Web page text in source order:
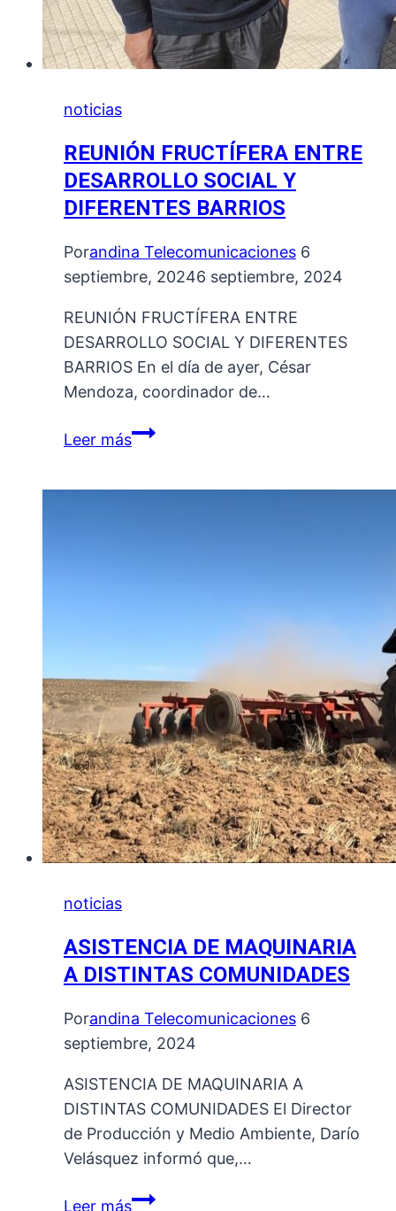
noticias
REUNIÓN FRUCTÍFERA ENTRE
DESARROLLO SOCIAL Y
DIFERENTES BARRIOS
Porandina Telecomunicaciones 6
septiembre, 20246 septiembre, 2024
REUNIÓN FRUCTÍFERA ENTRE
DESARROLLO SOCIAL Y DIFERENTES
BARRIOS En el día de ayer, César
Mendoza, coordinador de…
Leer másREUNIÓN
noticias
ASISTENCIA DE MAQUINARIA
A DISTINTAS COMUNIDADES
Porandina Telecomunicaciones 6
septiembre, 2024
ASISTENCIA DE MAQUINARIA A
DISTINTAS COMUNIDADES El Director
de Producción y Medio Ambiente, Darío
Velásquez informó que,…
Leer másASISTENCIA